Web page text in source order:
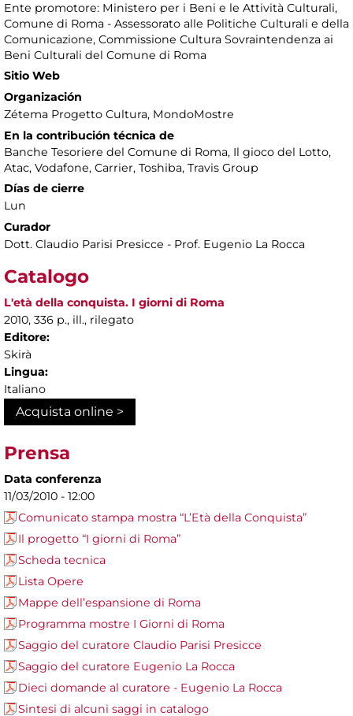
Ente promotore: Ministero per i Beni e le Attività Culturali,
Comune di Roma - Assessorato alle Politiche Culturali e della
Comunicazione, Commissione Cultura Sovraintendenza ai
Beni Culturali del Comune di Roma
Sitio Web
Organización
Zétema Progetto Cultura, MondoMostre
En la contribución técnica de
Banche Tesoriere del Comune di Roma, Il gioco del Lotto,
Atac, Vodafone, Carrier, Toshiba, Travis Group
Días de cierre
Lun
Curador
Dott. Claudio Parisi Presicce - Prof. Eugenio La Rocca
Catalogo
L'età della conquista. I giorni di Roma
2010, 336 p., ill., rilegato
Editore:
Skirà
Lingua:
Italiano
Acquista online >
Prensa
Data conferenza
11/03/2010 - 12:00
Comunicato stampa mostra “L’Età della Conquista”
Il progetto “I giorni di Roma”
Scheda tecnica
Lista Opere
Mappe dell’espansione di Roma
Programma mostre I Giorni di Roma
Saggio del curatore Claudio Parisi Presicce
Saggio del curatore Eugenio La Rocca
Dieci domande al curatore - Eugenio La Rocca
Sintesi di alcuni saggi in catalogo